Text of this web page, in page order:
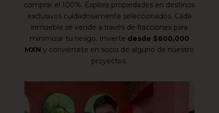
comprar el 100%. Explora propiedades en destinos
exclusivos cuidadosamente seleccionados. Cada
inmueble se vende a través de fracciones para
minimizar tu riesgo. Invierte desde $600,000
MXN y conviértete en socio de alguno de nuestro
proyectos.